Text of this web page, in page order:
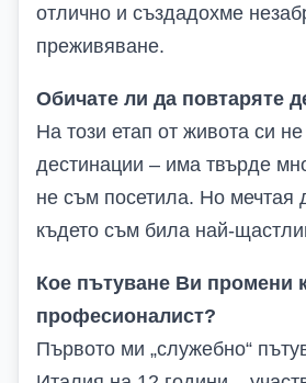
отлично и създадохме
преживяване.
Обичате ли да повтаряте
На този етап от живота си
дестинации – има твърде
не съм посетила. Но мечтая
където съм била най-
Кое пътуване Ви промени
професионалист?
Първото ми „служебно“